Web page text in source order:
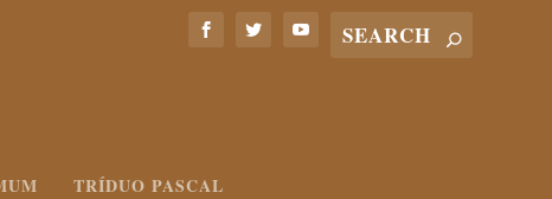
TRÍDUO PASCAL